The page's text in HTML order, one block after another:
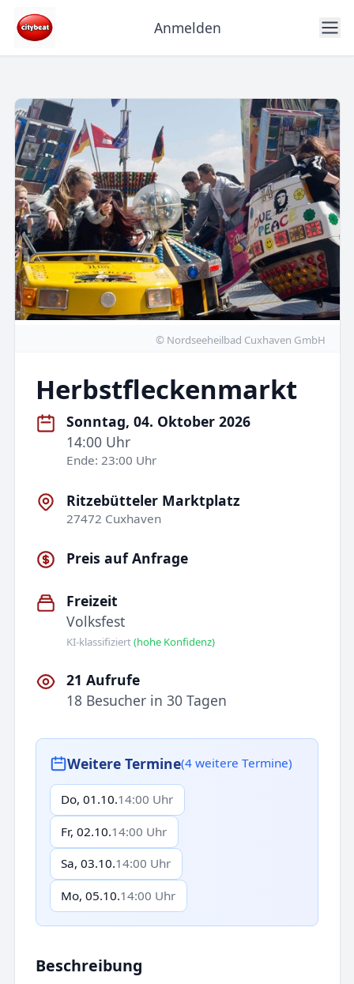
Anmelden
© Nordseeheilbad Cuxhaven GmbH
Herbstfleckenmarkt
Sonntag, 04. Oktober 2026
14:00 Uhr
Ende: 23:00 Uhr
Ritzebütteler Marktplatz
27472 Cuxhaven
Preis auf Anfrage
Freizeit
Volksfest
KI-klassifiziert(hohe Konfidenz)
21 Aufrufe
18 Besucher in 30 Tagen
Weitere Termine(4 weitere Termine)
Do, 01.10.14:00 Uhr
Fr, 02.10.14:00 Uhr
Sa, 03.10.14:00 Uhr
Mo, 05.10.14:00 Uhr
Beschreibung